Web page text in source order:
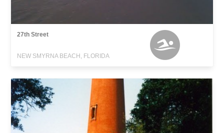
27th Street
NEW SMYRNA BEACH, FLORIDA